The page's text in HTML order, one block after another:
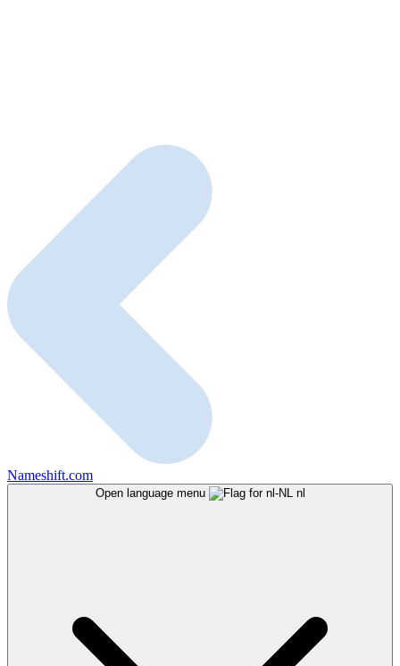
Nameshift.com
Open language menu nl